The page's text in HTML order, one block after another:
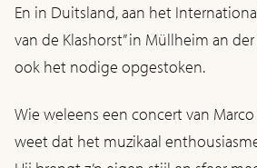
En in Duitsland, aan het
van de Klashorst” in Müllheim an
ook het nodige opgestoken.
Wie weleens een concert van
weet dat het muzikaal